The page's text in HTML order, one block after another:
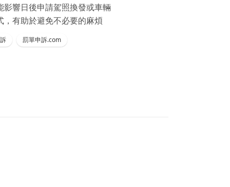
響日後申請駕照換發或車輛
有助於避免不必要的麻煩
罰單申訴.com